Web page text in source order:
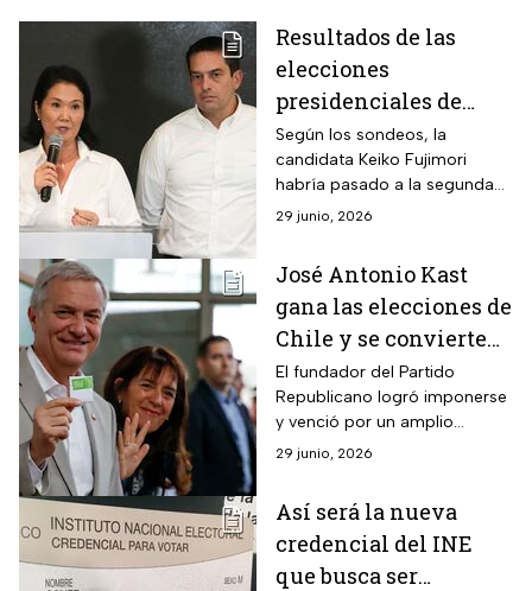
Resultados de las
elecciones
presidenciales de
Perú 2026; ya hay
ganador de la primera
vuelta
Según los sondeos, la
candidata Keiko Fujimori
habría pasado a la segunda
vuelta, con una amplia ventaja
29 junio, 2026
José Antonio Kast
gana las elecciones de
Chile y se convierte
en el nuevo
presidente tras
vencer a Jeannette
Jara
El fundador del Partido
Republicano logró imponerse
y venció por un amplio
margen a la candidata
29 junio, 2026
Así será la nueva
credencial del INE
que busca ser